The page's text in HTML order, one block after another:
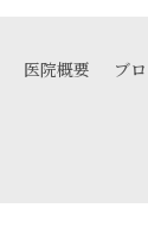
医院概要 ブ